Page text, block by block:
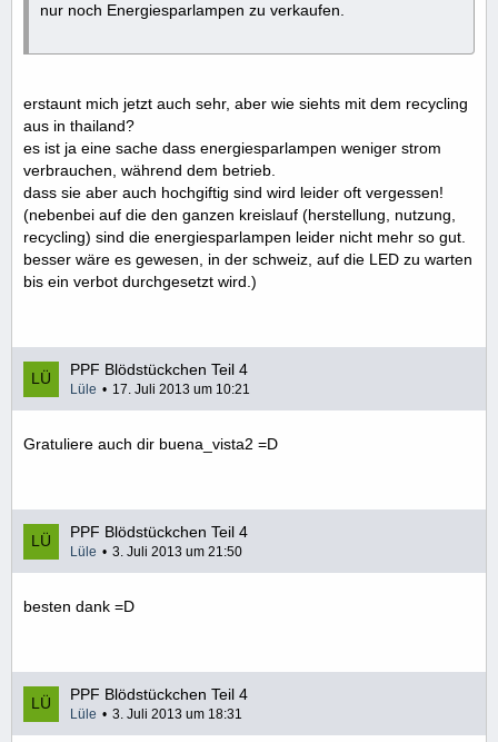
nur noch Energiesparlampen zu verkaufen.
erstaunt mich jetzt auch sehr, aber wie siehts mit dem recycling
aus in thailand?
es ist ja eine sache dass energiesparlampen weniger strom
verbrauchen, während dem betrieb.
dass sie aber auch hochgiftig sind wird leider oft vergessen!
(nebenbei auf die den ganzen kreislauf (herstellung, nutzung,
recycling) sind die energiesparlampen leider nicht mehr so gut.
besser wäre es gewesen, in der schweiz, auf die LED zu warten
bis ein verbot durchgesetzt wird.)
PPF Blödstückchen Teil 4
Lüle 17. Juli 2013 um 10:21
Gratuliere auch dir buena_vista2 =D
PPF Blödstückchen Teil 4
Lüle 3. Juli 2013 um 21:50
besten dank =D
PPF Blödstückchen Teil 4
Lüle 3. Juli 2013 um 18:31